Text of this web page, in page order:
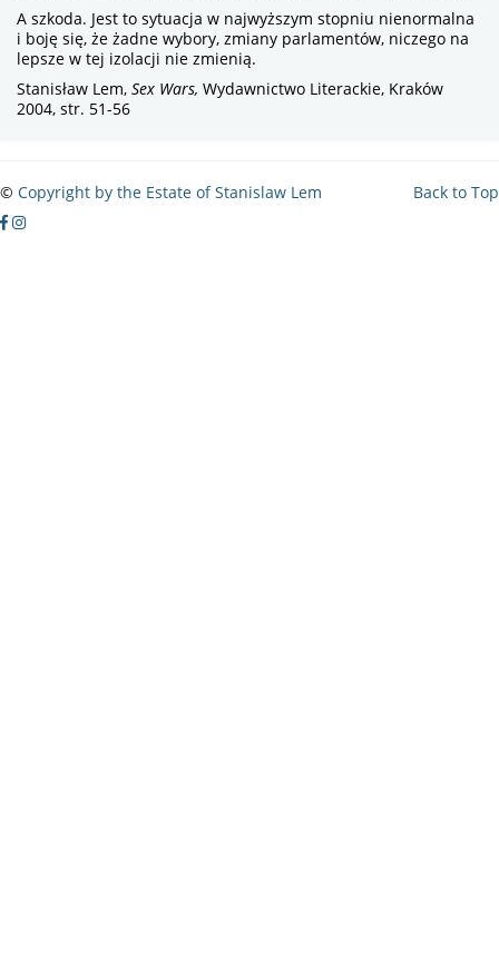
A szkoda. Jest to sytuacja w najwyższym stopniu nienormalna
i boję się, że żadne wybory, zmiany parlamentów, niczego na
lepsze w tej izolacji nie zmienią.
Stanisław Lem, Sex Wars, Wydawnictwo Literackie, Kraków
2004, str. 51-56
Back to Top
© Copyright by the Estate of Stanislaw Lem